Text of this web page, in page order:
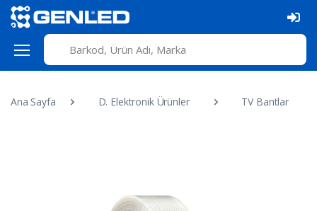
Ana Sayfa D. Elektronik Ürünler TV Bantlar